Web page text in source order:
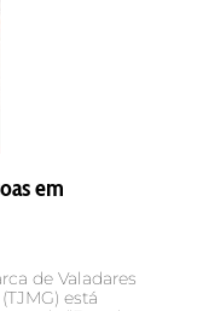
em
de Valadares
está